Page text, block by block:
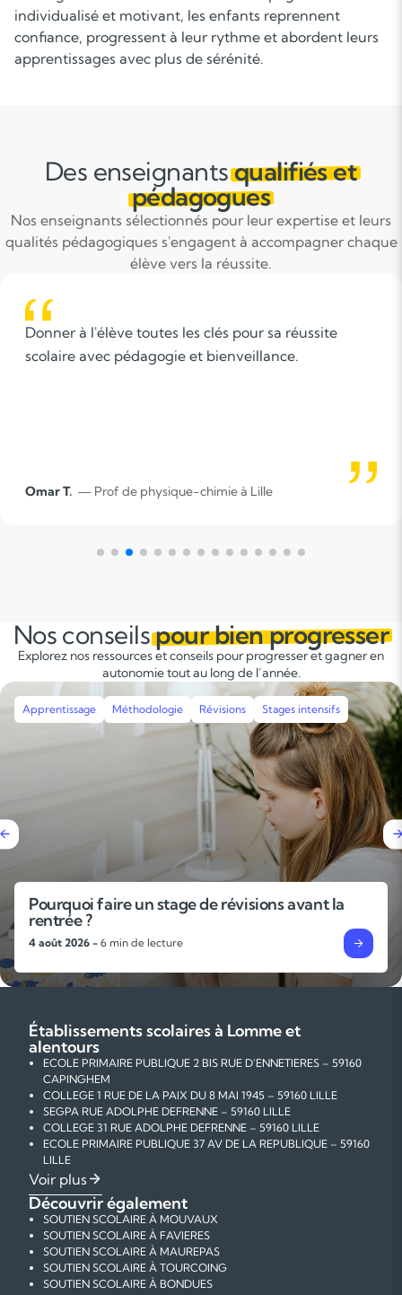
individualisé et motivant, les enfants reprennent
confiance, progressent à leur rythme et abordent leurs
apprentissages avec plus de sérénité.
Des enseignantsqualifiés et
pédagogues
Nos enseignants sélectionnés pour leur expertise et leurs
qualités pédagogiques s'engagent à accompagner chaque
élève vers la réussite.
Il est peut-être évident, mais l'enseignement
commence par l'écoute. Observer, écouter et
enseignants. En réalité, peu de personnes savent
Tanguy B.— Prof de physique-chimie à Lille
Nos conseilspour bien progresser
Explorez nos ressources et conseils pour progresser et gagner en
autonomie tout au long de l’année.
Apprentissage Méthodologie
L’importance des gammes et des exercices
techniques pour progresser en musique
31 juillet 2026 -6 min de lecture
Établissements scolaires à Lomme et
alentours
ECOLE PRIMAIRE PUBLIQUE 2 BIS RUE D'ENNETIERES – 59160
CAPINGHEM
COLLEGE 1 RUE DE LA PAIX DU 8 MAI 1945 – 59160 LILLE
SEGPA RUE ADOLPHE DEFRENNE – 59160 LILLE
COLLEGE 31 RUE ADOLPHE DEFRENNE – 59160 LILLE
ECOLE PRIMAIRE PUBLIQUE 37 AV DE LA REPUBLIQUE – 59160
LILLE
ECOLE PRIMAIRE PUBLIQUE 1 RUE ELIE PETITPREZ – 59160
LILLE
ECOLE MATERNELLE PUBLIQUE 263 AV NOTEBART – 59160
LILLE
ECOLE MATERNELLE PUBLIQUE 1 RUE LAMARTINE – 59160
LILLE
ECOLE MATERNELLE PUBLIQUE 43 RUE EUGENE VARLIN –
59160 LILLE
Voir plus
Découvrir également
SOUTIEN SCOLAIRE À MOUVAUX
SOUTIEN SCOLAIRE À FAVIERES
SOUTIEN SCOLAIRE À MAUREPAS
SOUTIEN SCOLAIRE À TOURCOING
SOUTIEN SCOLAIRE À BONDUES